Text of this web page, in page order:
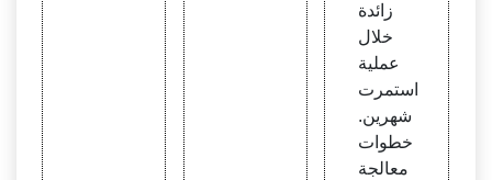
زائدة
خلال
عملية
استمرت
شهرين.
خطوات
معالجة